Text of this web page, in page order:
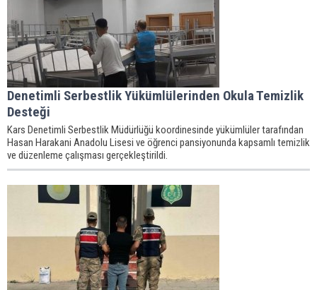
Denetimli Serbestlik Yükümlülerinden Okula Temizlik
Desteği
Kars Denetimli Serbestlik Müdürlüğü koordinesinde yükümlüler tarafından
Hasan Harakani Anadolu Lisesi ve öğrenci pansiyonunda kapsamlı temizlik
ve düzenleme çalışması gerçekleştirildi.